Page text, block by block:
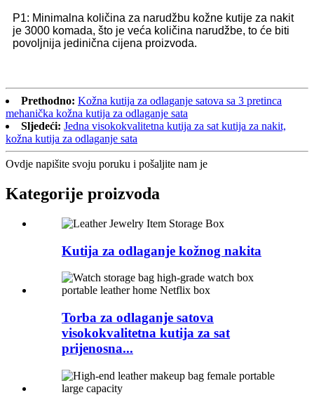
P1: Minimalna količina za narudžbu kožne kutije za nakit
je 3000 komada, što je veća količina narudžbe, to će biti
povoljnija jedinična cijena proizvoda.
Prethodno: Kožna kutija za odlaganje satova sa 3 pretinca
mehanička kožna kutija za odlaganje sata
Sljedeći: Jedna visokokvalitetna kutija za sat kutija za nakit,
kožna kutija za odlaganje sata
Ovdje napišite svoju poruku i pošaljite nam je
Kategorije proizvoda
Kutija za odlaganje kožnog nakita
Torba za odlaganje satova
visokokvalitetna kutija za sat
prijenosna...